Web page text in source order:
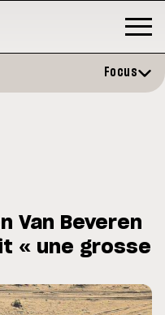
GP
Focus
Van Beveren
« une grosse